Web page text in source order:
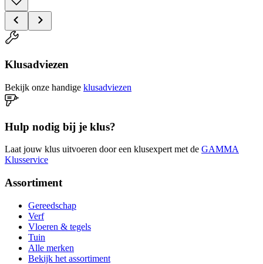
Klusadviezen
Bekijk onze handige klusadviezen
Hulp nodig bij je klus?
Laat jouw klus uitvoeren door een klusexpert met de GAMMA
Klusservice
Assortiment
Gereedschap
Verf
Vloeren & tegels
Tuin
Alle merken
Bekijk het assortiment